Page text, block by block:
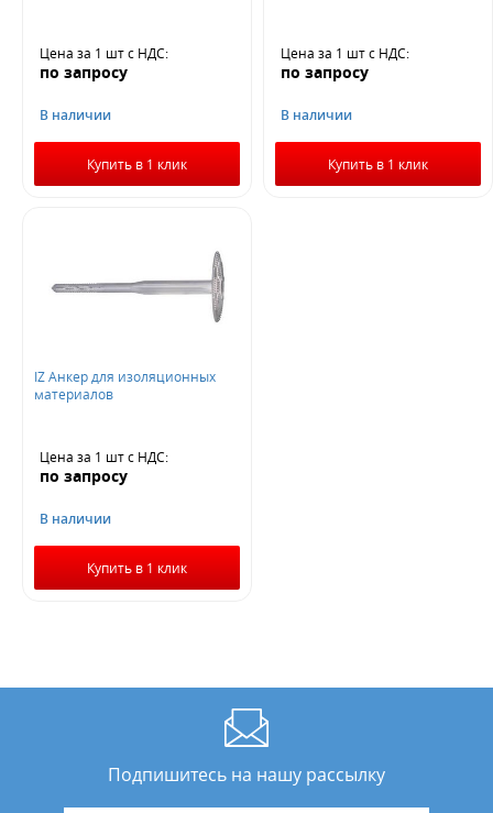
Цена за 1 штс НДС:
по запросу
В наличии
Купить в 1 клик
Цена за 1 штс НДС:
по запросу
В наличии
Купить в 1 клик
IZ Анкер для изоляционных
материалов
Цена за 1 штс НДС:
по запросу
В наличии
Купить в 1 клик
Подпишитесь на нашу рассылку